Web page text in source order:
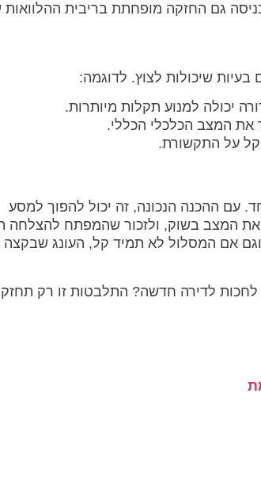
גם החזקה מופחתת בריבית
שיכולות לצוץ. לדוגמה:
יכולה למנוע תקלות מיותרות.
את המצב הכלכלי הכללי.
על התקשורת.
עם ההכנה הנכונה, זה יכול להפוך למסע
את המצב בשוק, ולזכור שהמפתח להצלחה
אם המסלול לא תמיד קל, העונג
לחכות לדירה חדשה? התלבטות זו רק